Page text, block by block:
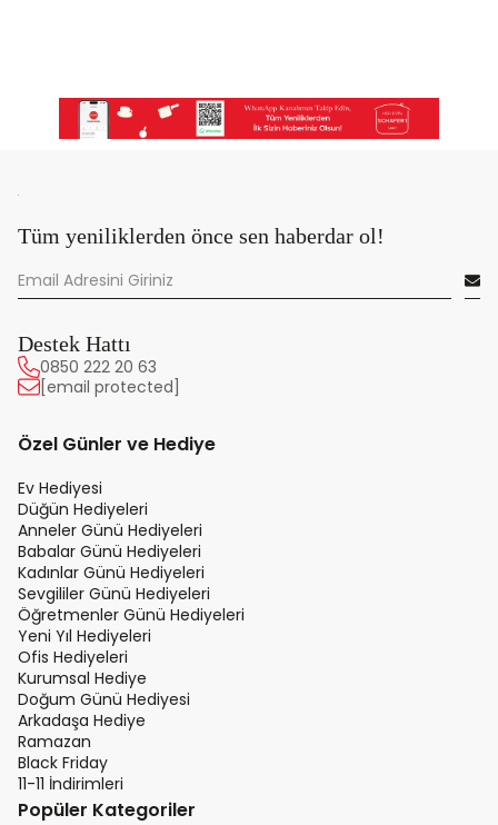
Tüm yeniliklerden önce sen haberdar ol!
Destek Hattı
0850 222 20 63
[email protected]
Özel Günler ve Hediye
Ev Hediyesi
Düğün Hediyeleri
Anneler Günü Hediyeleri
Babalar Günü Hediyeleri
Kadınlar Günü Hediyeleri
Sevgililer Günü Hediyeleri
Öğretmenler Günü Hediyeleri
Yeni Yıl Hediyeleri
Ofis Hediyeleri
Kurumsal Hediye
Doğum Günü Hediyesi
Arkadaşa Hediye
Ramazan
Black Friday
11-11 İndirimleri
Popüler Kategoriler